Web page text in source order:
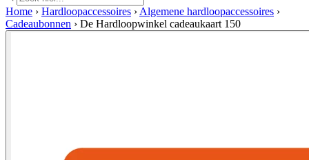
Home › Hardloopaccessoires › Algemene hardloopaccessoires ›
Cadeaubonnen › De Hardloopwinkel cadeaukaart 150